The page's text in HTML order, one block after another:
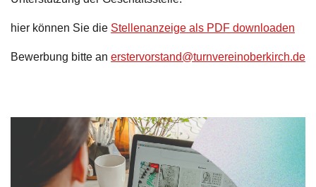
hier können Sie die Stellenanzeige als PDF downloaden
Bewerbung bitte an erstervorstand@turnvereinoberkirch.de
Rückenfit
Kinder Yoga 6 - 10 Jahre